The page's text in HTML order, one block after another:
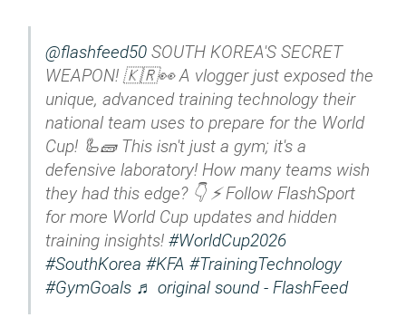
@flashfeed50 SOUTH KOREA'S SECRET
WEAPON! 🇰🇷👀 A vlogger just exposed the
unique, advanced training technology their
national team uses to prepare for the World
Cup! 🦾🧱 This isn't just a gym; it's a
defensive laboratory! How many teams wish
they had this edge? 👇 ⚡️ Follow FlashSport
for more World Cup updates and hidden
training insights! #WorldCup2026
#SouthKorea #KFA #TrainingTechnology
#GymGoals ♬ original sound - FlashFeed